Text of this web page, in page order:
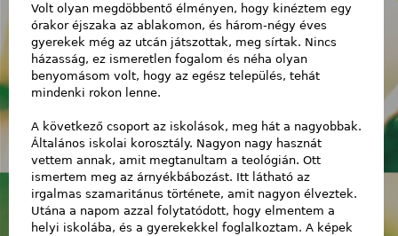
Volt olyan megdöbbentő élményen, hogy kinéztem egy
órakor éjszaka az ablakomon, és három-négy éves
gyerekek még az utcán játszottak, meg sírtak. Nincs
házasság, ez ismeretlen fogalom és néha olyan
benyomásom volt, hogy az egész település, tehát
mindenki rokon lenne.
A következő csoport az iskolások, meg hát a nagyobbak.
Általános iskolai korosztály. Nagyon nagy hasznát
vettem annak, amit megtanultam a teológián. Ott
ismertem meg az árnyékbábozást. Itt látható az
irgalmas szamaritánus története, amit nagyon élveztek.
Utána a napom azzal folytatódott, hogy elmentem a
helyi iskolába, és a gyerekekkel foglalkoztam. A képek